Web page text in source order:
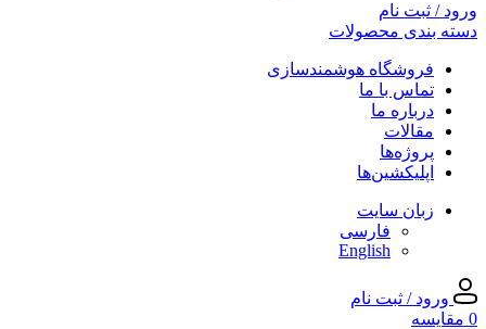
ورود / ثبت نام
دسته بندی محصولات
فروشگاه هوشمندسازی
تماس با ما
درباره ما
مقالات
پروژه‌ها
اپلیکشین‌ها
زبان سایت
فارسی
English
ورود / ثبت نام
0 مقایسه